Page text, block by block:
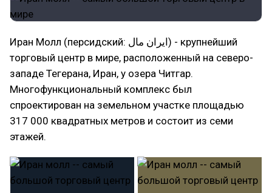
Иран Молл (персидский: ایران مال) - крупнейший
торговый центр в мире, расположенный на северо-
западе Тегерана, Иран, у озера Читгар.
Многофункциональный комплекс был
спроектирован на земельном участке площадью
317 000 квадратных метров и состоит из семи
этажей.